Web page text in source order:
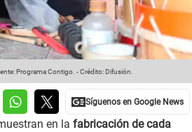
Programa Contigo. -Crédito: Difusión.
en la fabricación de cada